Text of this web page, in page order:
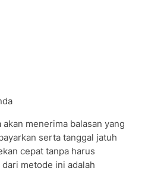
menerima balasan yang
serta tanggal jatuh
cepat tanpa harus
metode ini adalah